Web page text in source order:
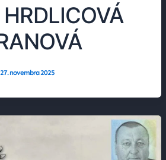
27. novembra 2025